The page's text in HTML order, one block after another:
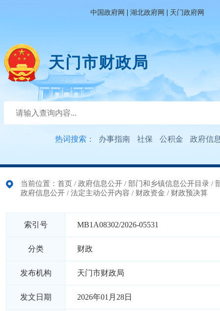
中国政府网 | 湖北政府网 | 天门政府网
天门市财政局
热词搜索： 办事指南 社保 公积金 政府信
当前位置： 首页 / 政府信息公开 / 部门和乡镇信息公开目录 /
政府信息公开 / 法定主动公开内容 / 财政资金 / 财政预决算
索引号 MB1A08302/2026-05531
分类 财政
发布机构 天门市财政局
发文日期 2026年01月28日